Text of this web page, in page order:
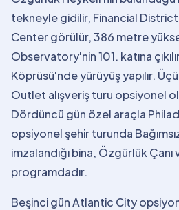
tekneyle gidilir, Financial
Center görülür, 386 metre
Observatory'nin 101. katına
Köprüsü'nde yürüyüş yapılır.
Outlet alışveriş turu opsiyonel
Dördüncü gün özel araçla
opsiyonel şehir turunda
imzalandığı bina, Özgürlük
programdadır.
Beşinci gün Atlantic City